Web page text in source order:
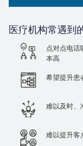
医疗机构常遇到
点对点电话
本高
希望提升患
难以及时、
难以提升客